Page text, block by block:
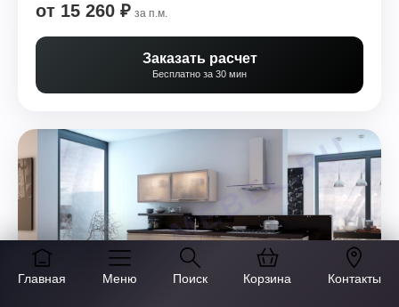
Главная Меню Поиск Корзина Контакты
от 15 260 ₽ за п.м.
Заказать расчет
Бесплатно за 30 мин